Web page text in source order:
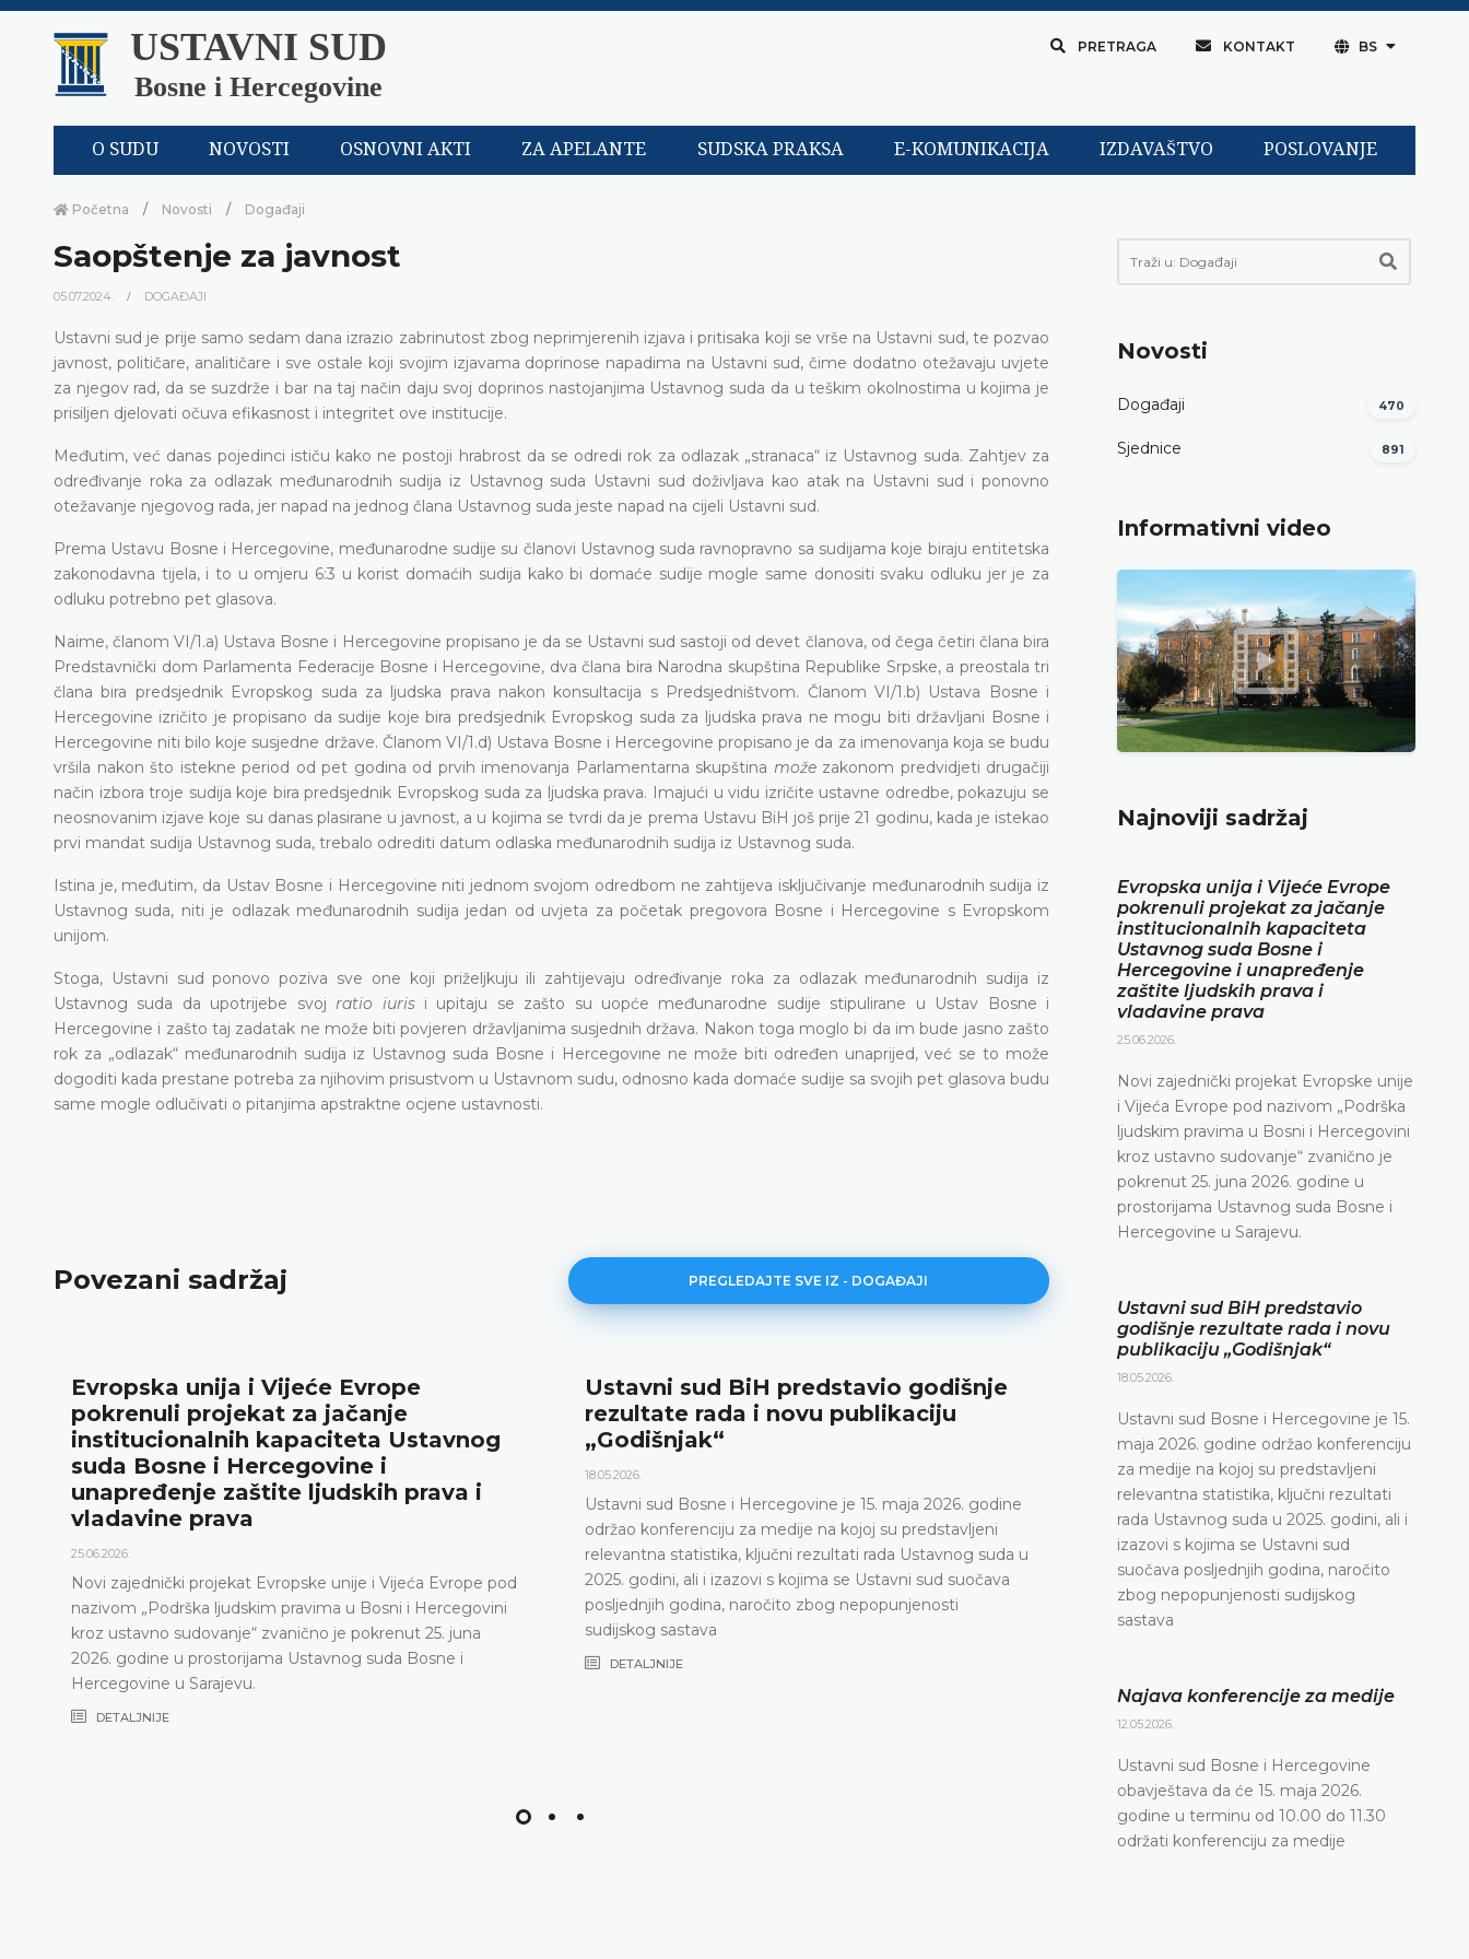
USTAVNI SUD
Bosne i Hercegovine
PRETRAGA KONTAKT BS
O SUDU NOVOSTI OSNOVNI AKTI ZA APELANTE SUDSKA PRAKSA E-KOMUNIKACIJA IZDAVAŠTVO POSLOVANJE
Početna Novosti Događaji
Saopštenje za javnost
05.07.2024. DOGAĐAJI
Ustavni sud je prije samo sedam dana izrazio zabrinutost zbog neprimjerenih izjava i pritisaka koji se vrše na Ustavni sud, te pozvao
javnost, političare, analitičare i sve ostale koji svojim izjavama doprinose napadima na Ustavni sud, čime dodatno otežavaju uvjete
za njegov rad, da se suzdrže i bar na taj način daju svoj doprinos nastojanjima Ustavnog suda da u teškim okolnostima u kojima je
prisiljen djelovati očuva efikasnost i integritet ove institucije.
Međutim, već danas pojedinci ističu kako ne postoji hrabrost da se odredi rok za odlazak „stranaca“ iz Ustavnog suda. Zahtjev za
određivanje roka za odlazak međunarodnih sudija iz Ustavnog suda Ustavni sud doživljava kao atak na Ustavni sud i ponovno
otežavanje njegovog rada, jer napad na jednog člana Ustavnog suda jeste napad na cijeli Ustavni sud.
Prema Ustavu Bosne i Hercegovine, međunarodne sudije su članovi Ustavnog suda ravnopravno sa sudijama koje biraju entitetska
zakonodavna tijela, i to u omjeru 6:3 u korist domaćih sudija kako bi domaće sudije mogle same donositi svaku odluku jer je za
odluku potrebno pet glasova.
Naime, članom VI/1.a) Ustava Bosne i Hercegovine propisano je da se Ustavni sud sastoji od devet članova, od čega četiri člana bira
Predstavnički dom Parlamenta Federacije Bosne i Hercegovine, dva člana bira Narodna skupština Republike Srpske, a preostala tri
člana bira predsjednik Evropskog suda za ljudska prava nakon konsultacija s Predsjedništvom. Članom VI/1.b) Ustava Bosne i
Hercegovine izričito je propisano da sudije koje bira predsjednik Evropskog suda za ljudska prava ne mogu biti državljani Bosne i
Hercegovine niti bilo koje susjedne države. Članom VI/1.d) Ustava Bosne i Hercegovine propisano je da za imenovanja koja se budu
vršila nakon što istekne period od pet godina od prvih imenovanja Parlamentarna skupština može zakonom predvidjeti drugačiji
način izbora troje sudija koje bira predsjednik Evropskog suda za ljudska prava. Imajući u vidu izričite ustavne odredbe, pokazuju se
neosnovanim izjave koje su danas plasirane u javnost, a u kojima se tvrdi da je prema Ustavu BiH još prije 21 godinu, kada je istekao
prvi mandat sudija Ustavnog suda, trebalo odrediti datum odlaska međunarodnih sudija iz Ustavnog suda.
Istina je, međutim, da Ustav Bosne i Hercegovine niti jednom svojom odredbom ne zahtijeva isključivanje međunarodnih sudija iz
Ustavnog suda, niti je odlazak međunarodnih sudija jedan od uvjeta za početak pregovora Bosne i Hercegovine s Evropskom
unijom.
Stoga, Ustavni sud ponovo poziva sve one koji priželjkuju ili zahtijevaju određivanje roka za odlazak međunarodnih sudija iz
Ustavnog suda da upotrijebe svoj ratio iuris i upitaju se zašto su uopće međunarodne sudije stipulirane u Ustav Bosne i
Hercegovine i zašto taj zadatak ne može biti povjeren državljanima susjednih država. Nakon toga moglo bi da im bude jasno zašto
rok za „odlazak“ međunarodnih sudija iz Ustavnog suda Bosne i Hercegovine ne može biti određen unaprijed, već se to može
dogoditi kada prestane potreba za njihovim prisustvom u Ustavnom sudu, odnosno kada domaće sudije sa svojih pet glasova budu
same mogle odlučivati o pitanjima apstraktne ocjene ustavnosti.
Povezani sadržaj PREGLEDAJTE SVE IZ - DOGAĐAJI
Evropska unija i Vijeće Evrope
pokrenuli projekat za jačanje
institucionalnih kapaciteta Ustavnog
suda Bosne i Hercegovine i
unapređenje zaštite ljudskih prava i
vladavine prava
25.06.2026.
Novi zajednički projekat Evropske unije i Vijeća Evrope pod
nazivom „Podrška ljudskim pravima u Bosni i Hercegovini
kroz ustavno sudovanje“ zvanično je pokrenut 25. juna
2026. godine u prostorijama Ustavnog suda Bosne i
Hercegovine u Sarajevu.
DETALJNIJE
Ustavni sud BiH predstavio godišnje
rezultate rada i novu publikaciju
„Godišnjak“
18.05.2026.
Ustavni sud Bosne i Hercegovine je 15. maja 2026. godine
održao konferenciju za medije na kojoj su predstavljeni
relevantna statistika, ključni rezultati rada Ustavnog suda u
2025. godini, ali i izazovi s kojima se Ustavni sud suočava
posljednjih godina, naročito zbog nepopunjenosti
sudijskog sastava
DETALJNIJE
Najava konferencije za medije
12.05.2026.
Ustavni sud Bosne i Hercegovine obavještava
maja 2026. godine u terminu od 10.00 do 11.30
konferenciju za medije
DETALJNIJE
Novosti
Događaji 470
Sjednice 891
Informativni video
Najnoviji sadržaj
Evropska unija i Vijeće Evrope
pokrenuli projekat za jačanje
institucionalnih kapaciteta
Ustavnog suda Bosne i
Hercegovine i unapređenje
zaštite ljudskih prava i
vladavine prava
25.06.2026.
Novi zajednički projekat Evropske unije
i Vijeća Evrope pod nazivom „Podrška
ljudskim pravima u Bosni i Hercegovini
kroz ustavno sudovanje“ zvanično je
pokrenut 25. juna 2026. godine u
prostorijama Ustavnog suda Bosne i
Hercegovine u Sarajevu.
Ustavni sud BiH predstavio
godišnje rezultate rada i novu
publikaciju „Godišnjak“
18.05.2026.
Ustavni sud Bosne i Hercegovine je 15.
maja 2026. godine održao konferenciju
za medije na kojoj su predstavljeni
relevantna statistika, ključni rezultati
rada Ustavnog suda u 2025. godini, ali i
izazovi s kojima se Ustavni sud
suočava posljednjih godina, naročito
zbog nepopunjenosti sudijskog
sastava
Najava konferencije za medije
12.05.2026.
Ustavni sud Bosne i Hercegovine
obavještava da će 15. maja 2026.
godine u terminu od 10.00 do 11.30
održati konferenciju za medije